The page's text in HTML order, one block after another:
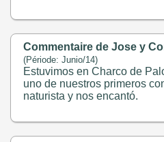
Commentaire de Jose y
(Période: Junio/14)
Estuvimos en Charco de
uno de nuestros primeros
naturista y nos encantó.